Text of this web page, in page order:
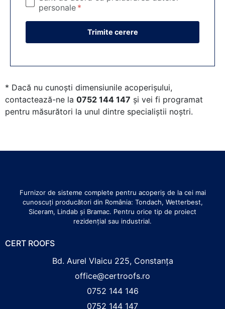
personale
Trimite cerere
* Dacă nu cunoști dimensiunile acoperișului,
contactează-ne la 0752 144 147 și vei fi programat
pentru măsurători la unul dintre specialiștii noștri.
Furnizor de sisteme complete pentru acoperiș de la cei mai
cunoscuți producători din România: Tondach, Wetterbest,
Siceram, Lindab și Bramac. Pentru orice tip de proiect
rezidențial sau industrial.
CERT ROOFS
Bd. Aurel Vlaicu 225, Constanța
office@certroofs.ro
0752 144 146
0752 144 147